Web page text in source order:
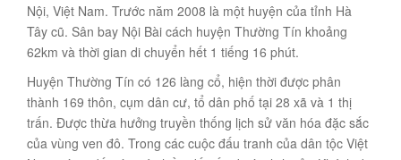
Nội, Việt Nam. Trước năm 2008 là một huyện của tỉnh Hà
Tây cũ. Sân bay Nội Bài cách huyện Thường Tín khoảng
62km và thời gian di chuyển hết 1 tiếng 16 phút.
Huyện Thường Tín có 126 làng cổ, hiện thời được phân
thành 169 thôn, cụm dân cư, tổ dân phố tại 28 xã và 1 thị
trấn. Được thừa hưởng truyền thống lịch sử văn hóa đặc sắc
của vùng ven đô. Trong các cuộc đấu tranh của dân tộc Việt